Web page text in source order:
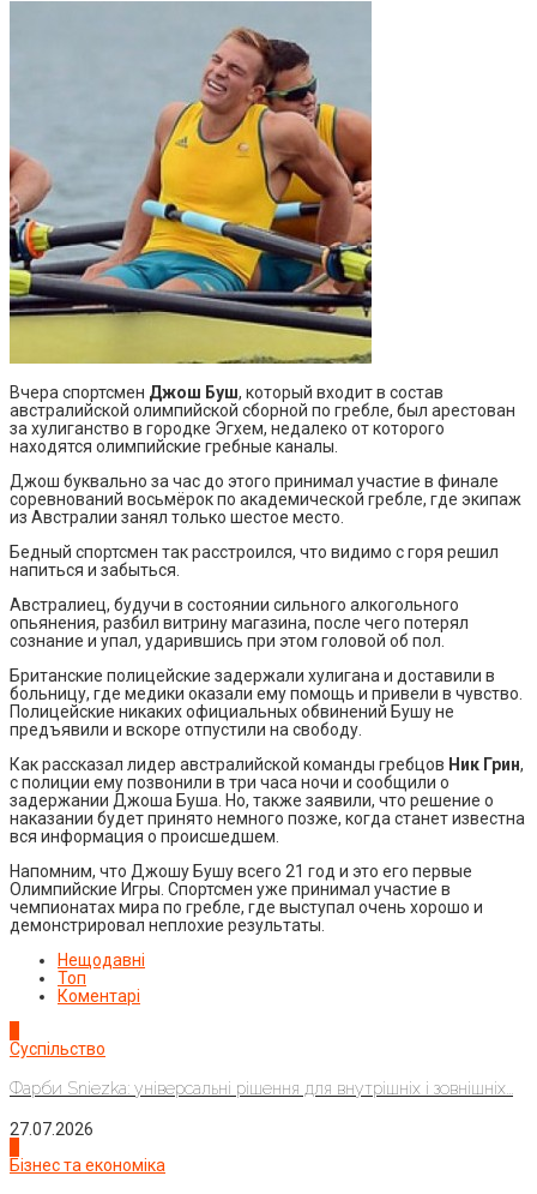
Вчера спортсмен Джош Буш, который входит в состав
австралийской олимпийской сборной по гребле, был арестован
за хулиганство в городке Эгхем, недалеко от которого
находятся олимпийские гребные каналы.
Джош буквально за час до этого принимал участие в финале
соревнований восьмёрок по академической гребле, где экипаж
из Австралии занял только шестое место.
Бедный спортсмен так расстроился, что видимо с горя решил
напиться и забыться.
Австралиец, будучи в состоянии сильного алкогольного
опьянения, разбил витрину магазина, после чего потерял
сознание и упал, ударившись при этом головой об пол.
Британские полицейские задержали хулигана и доставили в
больницу, где медики оказали ему помощь и привели в чувство.
Полицейские никаких официальных обвинений Бушу не
предъявили и вскоре отпустили на свободу.
Как рассказал лидер австралийской команды гребцов Ник Грин,
с полиции ему позвонили в три часа ночи и сообщили о
задержании Джоша Буша. Но, также заявили, что решение о
наказании будет принято немного позже, когда станет известна
вся информация о происшедшем.
Напомним, что Джошу Бушу всего 21 год и это его первые
Олимпийские Игры. Спортсмен уже принимал участие в
чемпионатах мира по гребле, где выступал очень хорошо и
демонстрировал неплохие результаты.
Нещодавні
Топ
Коментарі
Суспільство
Фарби Sniezka: універсальні рішення для внутрішніх і зовнішніх...
27.07.2026
Бізнес та економіка